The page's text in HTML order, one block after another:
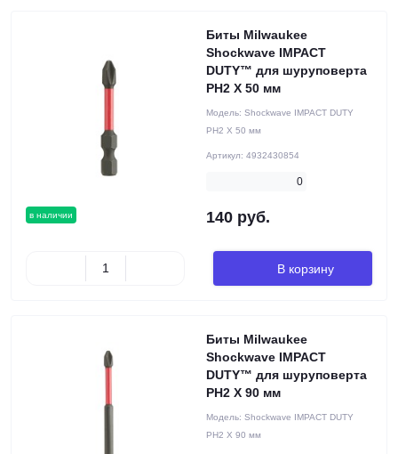
в наличии
Биты Milwaukee
Shockwave IMPACT
DUTY™ для шуруповерта
PH2 X 50 мм
Модель: Shockwave IMPACT DUTY
PH2 X 50 мм
Артикул: 4932430854
0
140 руб.
В корзину
Биты Milwaukee
Shockwave IMPACT
DUTY™ для шуруповерта
PH2 X 90 мм
Модель: Shockwave IMPACT DUTY
PH2 X 90 мм